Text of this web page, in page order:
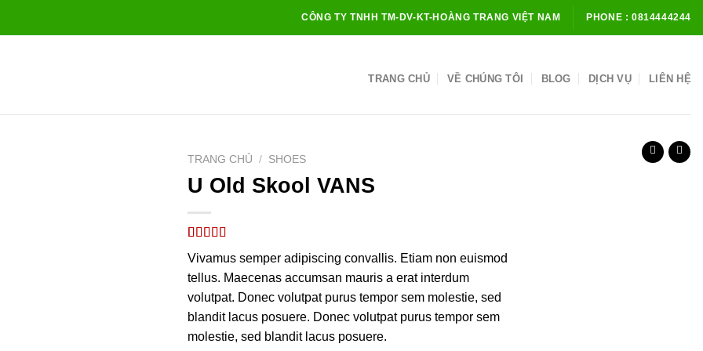
CÔNG TY TNHH TM-DV-KT-HOÀNG TRANG VIỆT NAM PHONE : 0814444244
TRANG CHỦ VỀ CHÚNG TÔI BLOG DỊCH VỤ LIÊN HỆ
TRANG CHỦ / SHOES
U Old Skool VANS
3.67
5 dựa
trên
3
đánh
Vivamus semper adipiscing convallis. Etiam non euismod
tellus. Maecenas accumsan mauris a erat interdum
volutpat. Donec volutpat purus tempor sem molestie, sed
blandit lacus posuere. Donec volutpat purus tempor sem
molestie, sed blandit lacus posuere.